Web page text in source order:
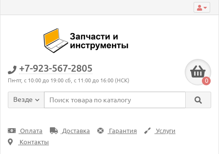
+7-923-567-2805
Пн-пт, с 10:00 до 19:00 сб, с 11:00 до 16:00 (НСК) 0
Везде
Оплата Доставка Гарантия
Услуги
Контакты